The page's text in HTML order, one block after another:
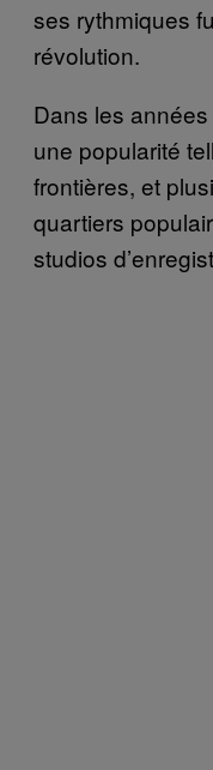
ses rythmiques
révolution.
Dans les
une popularité
frontières, et
quartiers
studios